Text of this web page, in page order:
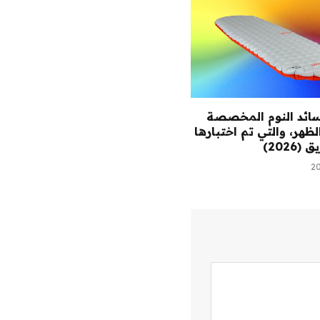
النوم المخصصة
والتي تم اختبارها